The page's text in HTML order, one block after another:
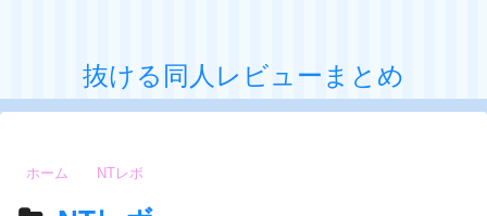
抜ける同人レビューまとめ
ホーム NTレボ